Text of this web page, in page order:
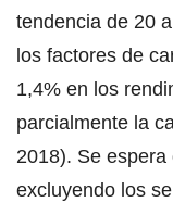
tendencia de 20
los factores de
1,4% en los
parcialmente la
2018). Se
excluyendo los